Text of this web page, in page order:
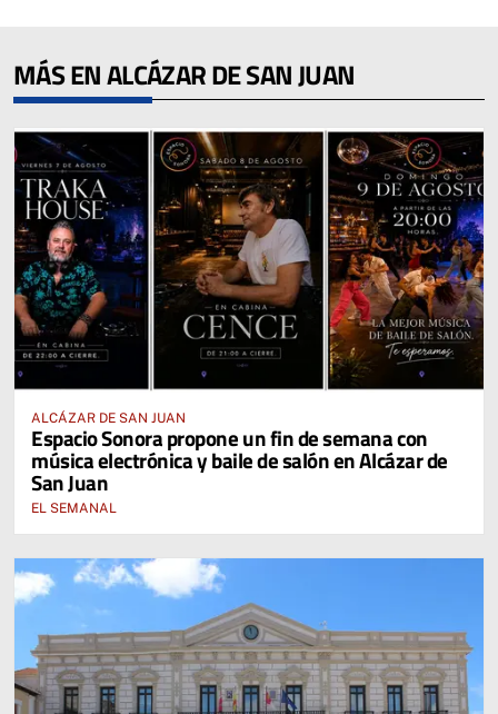
MÁS EN ALCÁZAR DE SAN JUAN
ALCÁZAR DE SAN JUAN
Espacio Sonora propone un fin de semana con
música electrónica y baile de salón en Alcázar de
San Juan
EL SEMANAL